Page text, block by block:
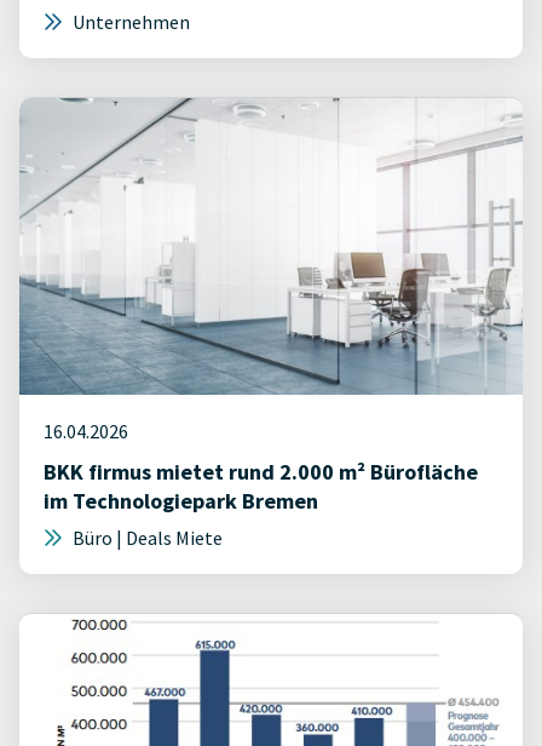
Unternehmen
16.04.2026
BKK firmus mietet rund 2.000 m² Bürofläche
im Technologiepark Bremen
Büro | Deals Miete